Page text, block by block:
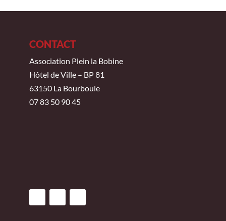
CONTACT
Association Plein la Bobine
Hôtel de Ville – BP 81
63150 La Bourboule
07 83 50 90 45